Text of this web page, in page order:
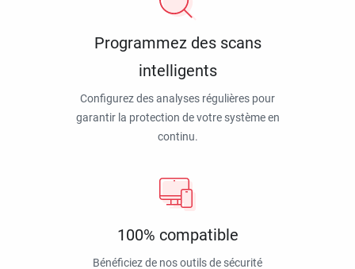
Programmez des scans
intelligents
Configurez des analyses régulières pour
garantir la protection de votre système en
continu.
100% compatible
Bénéficiez de nos outils de sécurité